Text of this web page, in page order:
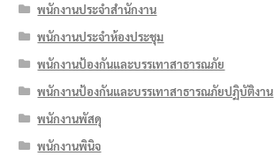
พนักงานประจำสำนักงาน
พนักงานประจำห้องประชุม
พนักงานป้องกันและบรรเทาสาธารณภัย
พนักงานป้องกันและบรรเทาสาธารณภัยปฏิบัติงาน
พนักงานพัสดุ
พนักงานพินิจ